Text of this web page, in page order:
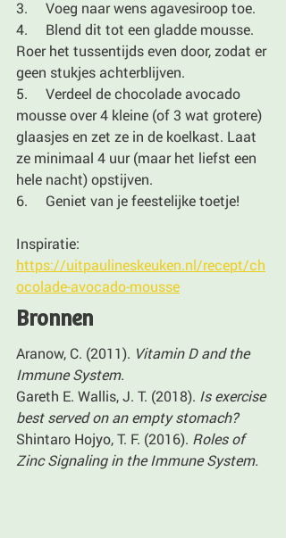
3.     Voeg naar wens agavesiroop toe.
4.     Blend dit tot een gladde mousse.
Roer het tussentijds even door, zodat er
geen stukjes achterblijven.
5.     Verdeel de chocolade avocado
mousse over 4 kleine (of 3 wat grotere)
glaasjes en zet ze in de koelkast. Laat
ze minimaal 4 uur (maar het liefst een
hele nacht) opstijven.
6.     Geniet van je feestelijke toetje!
Inspiratie:
https://uitpaulineskeuken.nl/recept/ch
ocolade-avocado-mousse
Bronnen
Aranow, C. (2011). Vitamin D and the
Immune System.
Gareth E. Wallis, J. T. (2018). Is exercise
best served on an empty stomach?
Shintaro Hojyo, T. F. (2016). Roles of
Zinc Signaling in the Immune System.